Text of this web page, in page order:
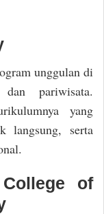
unggulan di
pariwisata.
yang
langsung, serta
of